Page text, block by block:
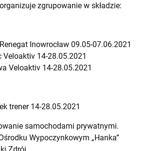
zgrupowanie w składzie:
Inowrocław 09.05-07.06.2021
Veloaktiv 14-28.05.2021
Veloaktiv 14-28.05.2021
trener 14-28.05.2021
samochodami prywatnymi.
Wypoczynkowym „Hanka”